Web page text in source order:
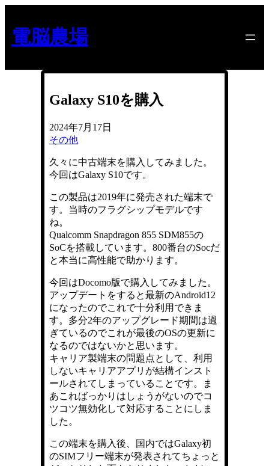
を
ス
ッ
電脳農場
Galaxy S10を購入
2024年7月17日
その他
久々に中古端末を購入してみました。
今回はGalaxy S10です。
この製品は2019年に発売された端末で
す。当時のフラグシップモデルです
ね。
Qualcomm Snapdragon 855 SDM855の
SoCを搭載しています。800番台のSocだ
と本当に高性能で助かります。
今回はDocomo版で購入してみました。
アップデートをすると最新のAndroid12
になったのでこれで十分利用できま
す。多分2年のアップグレード期間は過
ぎているのでこれが最後のOSの更新に
なるのではないかと思います。
キャリア製端末の問題点として、利用
しないキャリアアプリが結構インスト
ールされてしまっていることです。ま
あこればっかりはしょうがないのでコ
ツコツ無効化して対応することにしま
した。
この端末を購入後、国内ではGalaxy初
のSIMフリー端末が発表されてちょっと